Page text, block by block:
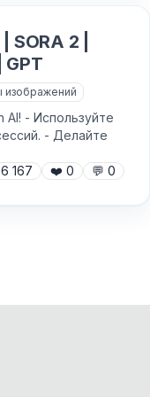
SORA 2 |
GPT
изображений
- Используйте
- Делайте
167 ❤️ 0 💬 0